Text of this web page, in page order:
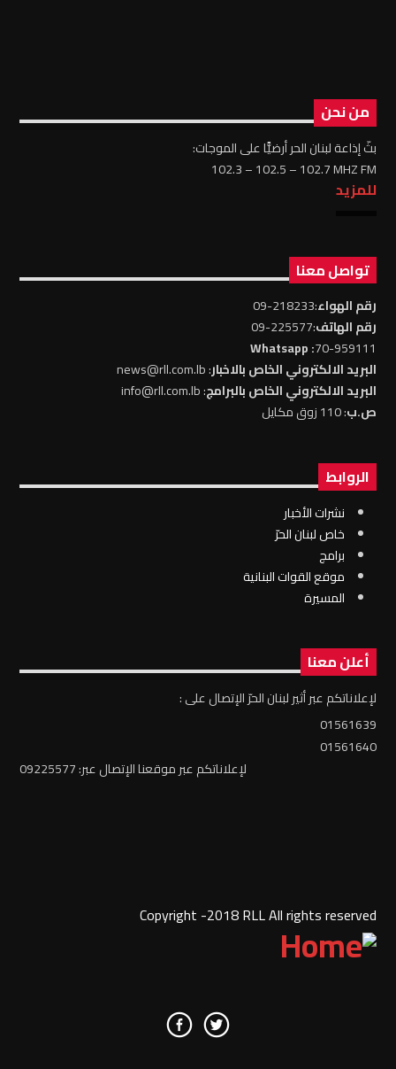
من نحن
بثّ إذاعة لبنان الحر أرضيًّا على الموجات:
102.3 – 102.5 – 102.7 MHZ FM
للمزيد
تواصل معنا
رقم الهواء:218233-09
رقم الهاتف:225577-09
70-959111
: Whatsapp
البريد الالكتروني الخاص بالاخبار: news@rll.com.lb
البريد الالكتروني الخاص بالبرامج: info@rll.com.lb
ص.ب: 110 زوق مكايل
الروابط
نشرات الأخبار
خاص لبنان الحرّ
برامج
موقع القوات البنانية
المسيرة
أعلن معنا
لإعلاناتكم عبر أثير لبنان الحرّ الإتصال على :
01561639
01561640
لإعلاناتكم عبر موقعنا الإتصال عبر: 09225577
Copyright -2018 RLL All rights reserved